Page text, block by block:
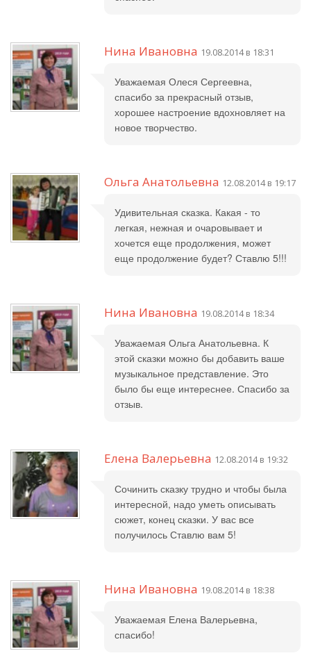
Нина Ивановна 19.08.2014 в 18:31
Уважаемая Олеся Сергеевна,
спасибо за прекрасный отзыв,
хорошее настроение вдохновляет на
новое творчество.
Ольга Анатольевна 12.08.2014 в 19:17
Удивительная сказка. Какая - то
легкая, нежная и очаровывает и
хочется еще продолжения, может
еще продолжение будет? Ставлю 5!!!
Нина Ивановна 19.08.2014 в 18:34
Уважаемая Ольга Анатольевна. К
этой сказки можно бы добавить ваше
музыкальное представление. Это
было бы еще интереснее. Спасибо за
отзыв.
Елена Валерьевна 12.08.2014 в 19:32
Сочинить сказку трудно и чтобы была
интересной, надо уметь описывать
сюжет, конец сказки. У вас все
получилось Ставлю вам 5!
Нина Ивановна 19.08.2014 в 18:38
Уважаемая Елена Валерьевна,
спасибо!